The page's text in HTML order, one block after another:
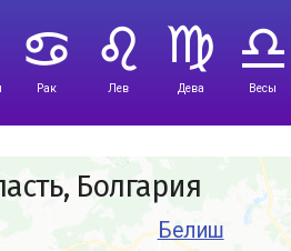
Рак Лев Дева Весы
Болгария
Белиш